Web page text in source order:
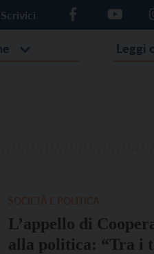
Scrivici
Leggi
L’appello di
alla politica: “Tra i